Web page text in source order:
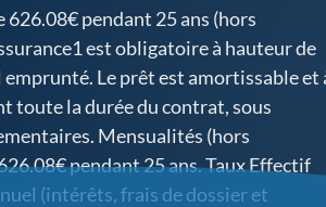
626.08€ pendant 25 ans (hors
est obligatoire à hauteur de
emprunté. Le prêt est amortissable et
toute la durée du contrat, sous
Mensualités (hors
pendant 25 ans. Taux Effectif
(intérêts, frais de dossier et